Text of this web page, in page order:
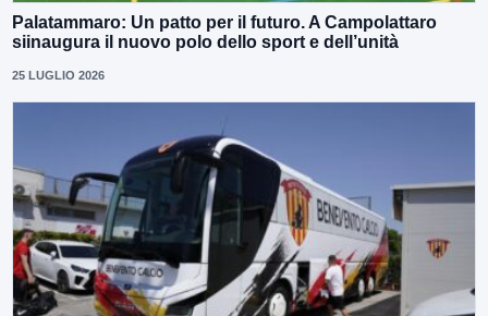
Palatammaro: Un patto per il futuro. A Campolattaro
siinaugura il nuovo polo dello sport e dell’unità
25 LUGLIO 2026